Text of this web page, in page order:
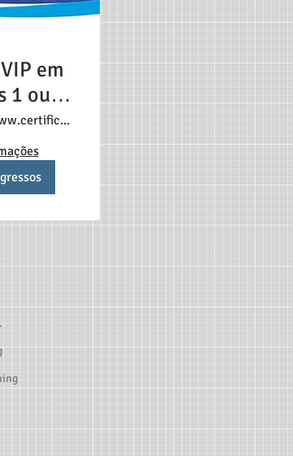
em
1 ou 2
Cada
www.certificadonosestadosunidos.com